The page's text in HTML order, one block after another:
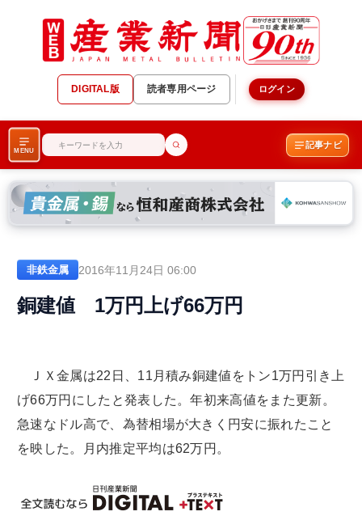
DIGITAL版 読者専用ページ ログイン
MENU
記事ナビ
非鉄金属 2016年11月24日 06:00
銅建値 1万円上げ66万円
ＪＸ金属は22日、11月積み銅建値をトン1万円引き上
げ66万円にしたと発表した。年初来高値をまた更新。
急速なドル高で、為替相場が大きく円安に振れたこと
を映した。月内推定平均は62万円。